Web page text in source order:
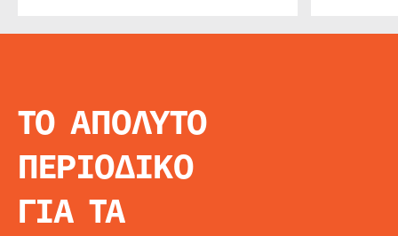
ΤΟ ΑΠΟΛΥΤΟ
ΠΕΡΙΟΔΙΚΟ
ΓΙΑ ΤΑ